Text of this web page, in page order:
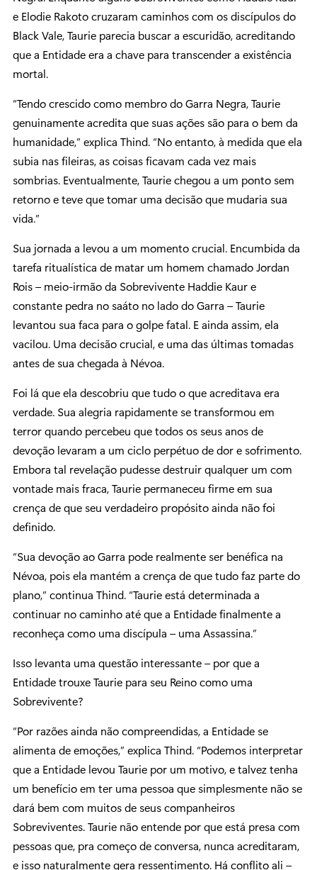
e Elodie Rakoto cruzaram caminhos com os discípulos do
Black Vale, Taurie parecia buscar a escuridão, acreditando
que a Entidade era a chave para transcender a existência
mortal.
“Tendo crescido como membro do Garra Negra, Taurie
genuinamente acredita que suas ações são para o bem da
humanidade,” explica Thind. “No entanto, à medida que ela
subia nas fileiras, as coisas ficavam cada vez mais
sombrias. Eventualmente, Taurie chegou a um ponto sem
retorno e teve que tomar uma decisão que mudaria sua
vida.”
Sua jornada a levou a um momento crucial. Encumbida da
tarefa ritualística de matar um homem chamado Jordan
Rois – meio-irmão da Sobrevivente Haddie Kaur e
constante pedra no saáto no lado do Garra – Taurie
levantou sua faca para o golpe fatal. E ainda assim, ela
vacilou. Uma decisão crucial, e uma das últimas tomadas
antes de sua chegada à Névoa.
Foi lá que ela descobriu que tudo o que acreditava era
verdade. Sua alegria rapidamente se transformou em
terror quando percebeu que todos os seus anos de
devoção levaram a um ciclo perpétuo de dor e sofrimento.
Embora tal revelação pudesse destruir qualquer um com
vontade mais fraca, Taurie permaneceu firme em sua
crença de que seu verdadeiro propósito ainda não foi
definido.
“Sua devoção ao Garra pode realmente ser benéfica na
Névoa, pois ela mantém a crença de que tudo faz parte do
plano,” continua Thind. “Taurie está determinada a
continuar no caminho até que a Entidade finalmente a
reconheça como uma discípula – uma Assassina.”
Isso levanta uma questão interessante – por que a
Entidade trouxe Taurie para seu Reino como uma
Sobrevivente?
“Por razões ainda não compreendidas, a Entidade se
alimenta de emoções,” explica Thind. “Podemos interpretar
que a Entidade levou Taurie por um motivo, e talvez tenha
um benefício em ter uma pessoa que simplesmente não se
dará bem com muitos de seus companheiros
Sobreviventes. Taurie não entende por que está presa com
pessoas que, pra começo de conversa, nunca acreditaram,
e isso naturalmente gera ressentimento. Há conflito ali –